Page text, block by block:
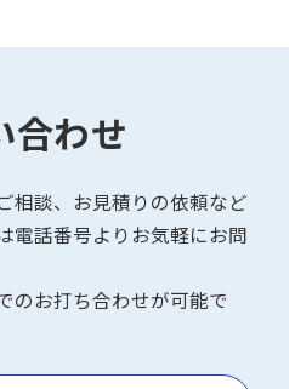
合わせ
相談、お見積りの依頼など
電話番号よりお気軽にお問
のお打ち合わせが可能で